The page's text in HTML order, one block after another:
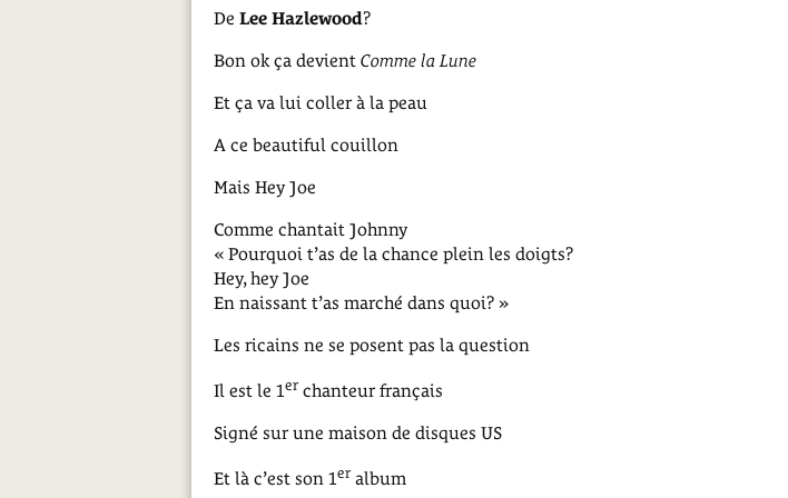
De Lee Hazlewood?
Bon ok ça devient Comme la Lune
Et ça va lui coller à la peau
A ce beautiful couillon
Mais Hey Joe
Comme chantait Johnny
« Pourquoi t’as de la chance plein les doigts?
Hey, hey Joe
En naissant t’as marché dans quoi? »
Les ricains ne se posent pas la question
Il est le 1er chanteur français
Signé sur une maison de disques US
Et là c’est son 1er album